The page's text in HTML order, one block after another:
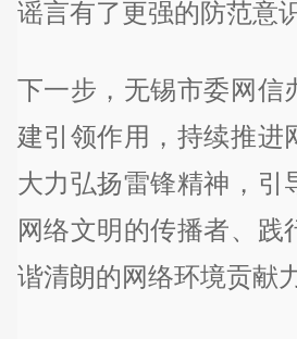
谣言有了更强的防范意
下一步，无锡市委网信
建引领作用，持续推进
大力弘扬雷锋精神，引
网络文明的传播者、践
谐清朗的网络环境贡献